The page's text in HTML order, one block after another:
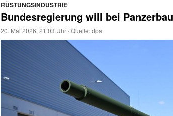
RÜSTUNGSINDUSTRIE
Bundesregierung will bei
20. Mai 2026, 21:03 Uhr ·Quelle:dpa